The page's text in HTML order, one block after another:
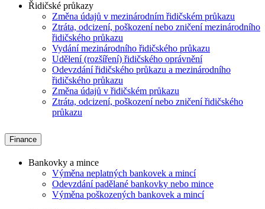
Řidičské průkazy
Změna údajů v mezinárodním řidičském průkazu
Ztráta, odcizení, poškození nebo zničení mezinárodního
řidičského průkazu
Vydání mezinárodního řidičského průkazu
Udělení (rozšíření) řidičského oprávnění
Odevzdání řidičského průkazu a mezinárodního
řidičského průkazu
Změna údajů v řidičském průkazu
Ztráta, odcizení, poškození nebo zničení řidičského
průkazu
Finance
Bankovky a mince
Výměna neplatných bankovek a mincí
Odevzdání padělané bankovky nebo mince
Výměna poškozených bankovek a mincí